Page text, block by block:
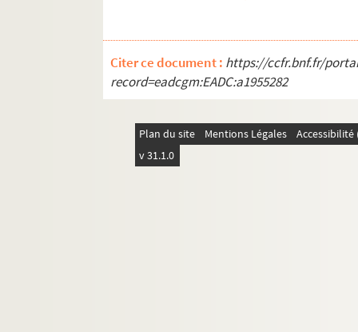
Citer ce document : https://ccfr.bnf.fr/
record=eadcgm:EADC:a1955282
Plan du site Mentions Légales
v 31.1.0